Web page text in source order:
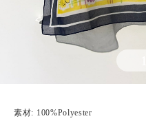
素材: 100%Polyester